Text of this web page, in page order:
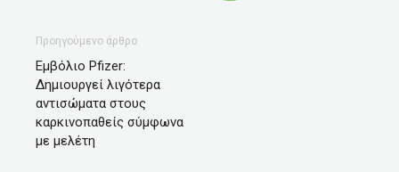
Προηγούμενο άρθρο
Εμβόλιο Pfizer:
Δημιουργεί λιγότερα
αντισώματα στους
καρκινοπαθείς σύμφωνα
με μελέτη